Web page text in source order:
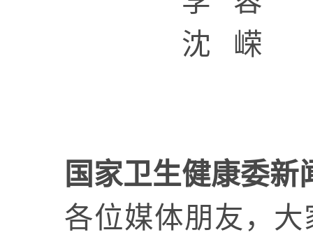
沈
嵘
国家卫生健康委
各位媒体朋友，